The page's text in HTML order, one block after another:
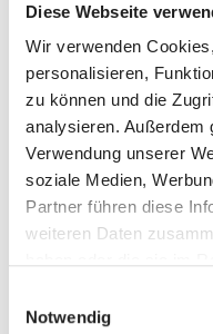
Diese Webseite
Wir verwenden
personalisieren,
zu können und die
analysieren. Außerdem
Verwendung unserer
soziale Medien,
Partner führen diese
weiteren Daten
Notwendig
Betten
Tag